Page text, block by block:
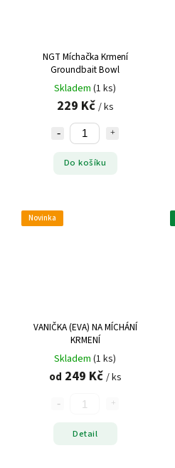
NGT Míchačka Krmení
Groundbait Bowl
Skladem (1 ks)
229 Kč / ks
Do košíku
Novinka
VANIČKA (EVA) NA MÍCHÁNÍ
KRMENÍ
Skladem (1 ks)
od 249 Kč / ks
Detail